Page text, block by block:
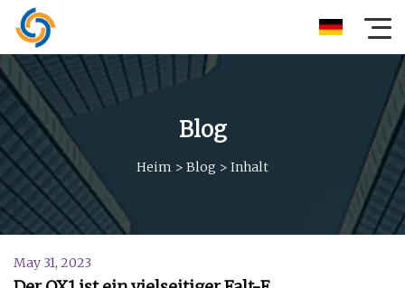
Blog
Heim > Blog > Inhalt
May 31, 2023